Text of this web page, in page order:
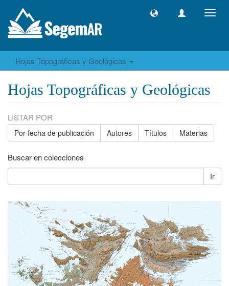
Hojas Topográficas y Geológicas
Hojas Topográficas y Geológicas
LISTAR POR
Por fecha de publicación Autores Títulos Materias
Buscar en colecciones
Ir